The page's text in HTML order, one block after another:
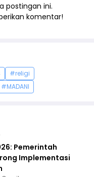
postingan ini.
komentar!
#religi
#MADANI
Pemerintah
Implementasi